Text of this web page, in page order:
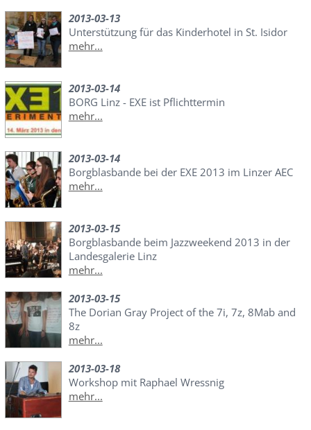
2013-03-13
Unterstützung für das Kinderhotel in St. Isidor
mehr...
2013-03-14
BORG Linz - EXE ist Pflichttermin
mehr...
2013-03-14
Borgblasbande bei der EXE 2013 im Linzer AEC
mehr...
2013-03-15
Borgblasbande beim Jazzweekend 2013 in der
Landesgalerie Linz
mehr...
2013-03-15
The Dorian Gray Project of the 7i, 7z, 8Mab and
8z
mehr...
2013-03-18
Workshop mit Raphael Wressnig
mehr...